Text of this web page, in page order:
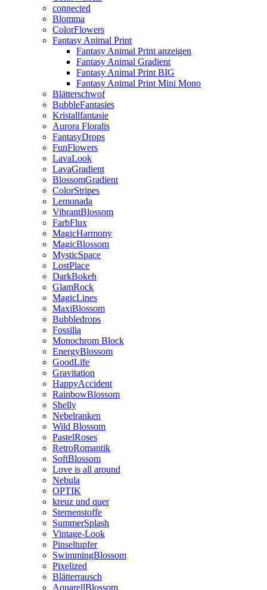
connected
Blomma
ColorFlowers
Fantasy Animal Print
Fantasy Animal Print anzeigen
Fantasy Animal Gradient
Fantasy Animal Print BIG
Fantasy Animal Print Mini Mono
Blätterschwof
BubbleFantasies
Kristallfantasie
Aurora Floralis
FantasyDrops
FunFlowers
LavaLook
LavaGradient
BlossomGradient
ColorStripes
Lemonada
VibrantBlossom
FarbFlux
MagicHarmony
MagicBlossom
MysticSpace
LostPlace
DarkBokeh
GlamRock
MagicLines
MaxiBlossom
Bubbledrops
Fossilia
Monochrom Block
EnergyBlossom
GoodLife
Gravitation
HappyAccident
RainbowBlossom
Shelly
Nebelranken
Wild Blossom
PastelRoses
RetroRomantik
SoftBlossom
Love is all around
Nebula
OPTIK
kreuz und quer
Sternenstoffe
SummerSplash
Vintage-Look
Pinseltupfer
SwimmingBlossom
Pixelized
Blätterrausch
AquarellBlossom